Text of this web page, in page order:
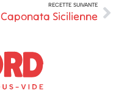
RECETTE SUIVANTE
Caponata Sicilienne